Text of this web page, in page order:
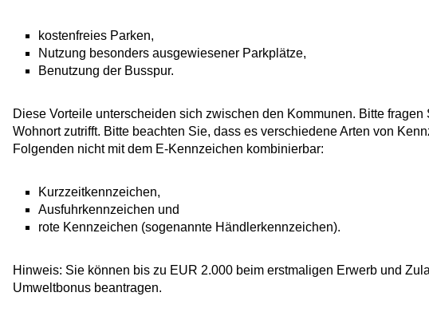
kostenfreies Parken,
Nutzung besonders ausgewiesener Parkplätze,
Benutzung der Busspur.
Diese Vorteile unterscheiden sich zwischen den Kommunen. Bitte
Wohnort zutrifft. Bitte beachten Sie, dass es verschiedene Arten von
Folgenden nicht mit dem E-Kennzeichen kombinierbar:
Kurzzeitkennzeichen,
Ausfuhrkennzeichen und
rote Kennzeichen (sogenannte Händlerkennzeichen).
Hinweis: Sie können bis zu EUR 2.000 beim erstmaligen Erwerb und
Umweltbonus beantragen.